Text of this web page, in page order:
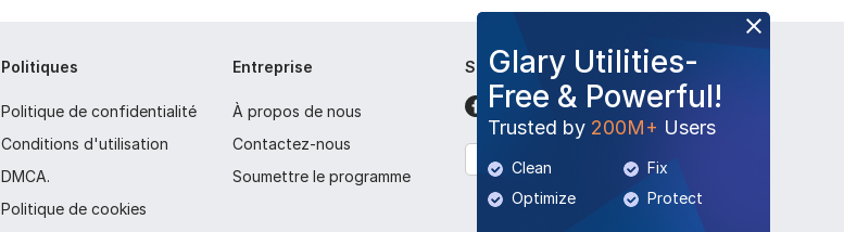
Glary Utilities-
Free & Powerful!
Trusted by 200M+ Users
Clean
Fix
Optimize
Protect
Politiques
Politique de confidentialité
Conditions d'utilisation
DMCA.
Politique de cookies
Entreprise
À propos de nous
Contactez-nous
Soumettre le programme
Suivez-nous
Français